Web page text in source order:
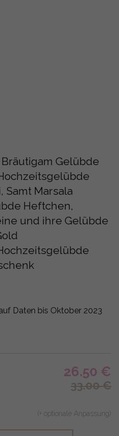
Gelübde
Samt Marsala
Heftchen,
und ihre Gelübde
Daten bis Oktober 2023
26.50 €
33.00€
(+ optionale Anpassung)